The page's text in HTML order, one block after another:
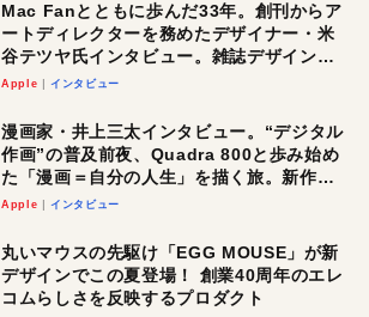
Mac Fanとともに歩んだ33年。創刊からア
ートディレクターを務めたデザイナー・米
谷テツヤ氏インタビュー。雑誌デザインの
真髄と今後
Apple インタビュー
漫画家・井上三太インタビュー。“デジタル
作画”の普及前夜、Quadra 800と歩み始め
た「漫画＝自分の人生」を描く旅。新作
『惨家』に込めた想い
Apple インタビュー
丸いマウスの先駆け「EGG MOUSE」が新
デザインでこの夏登場！ 創業40周年のエレ
コムらしさを反映するプロダクト